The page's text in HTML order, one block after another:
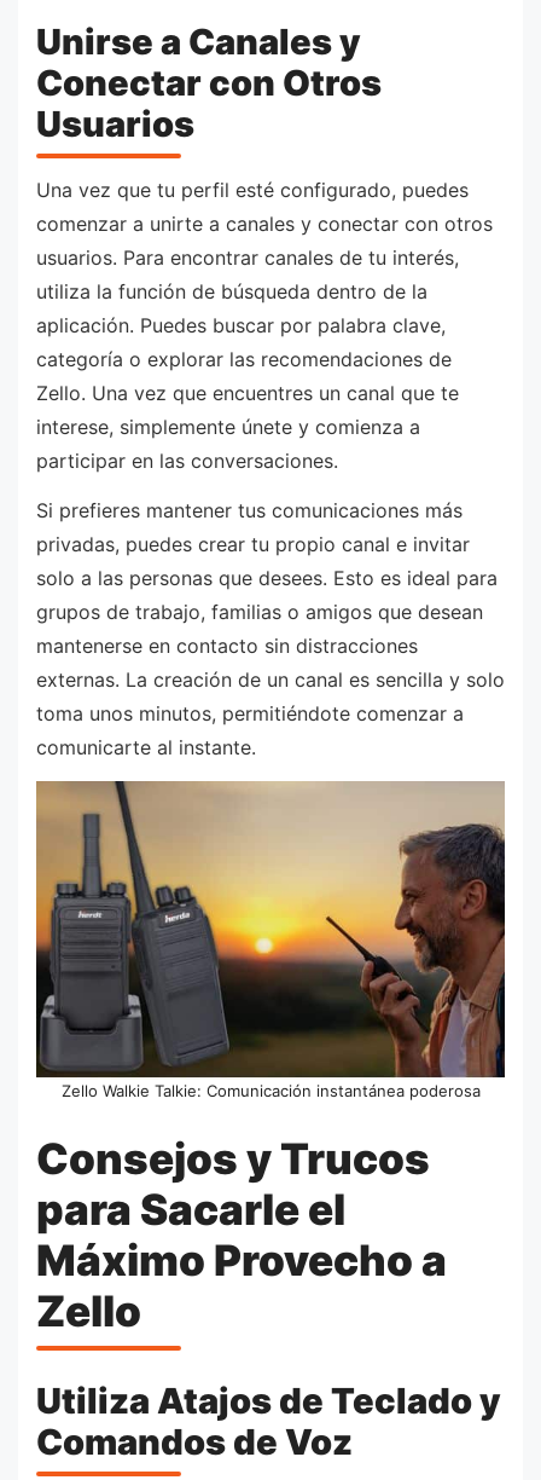
Unirse a Canales y
Conectar con Otros
Usuarios
Una vez que tu perfil esté configurado, puedes
comenzar a unirte a canales y conectar con otros
usuarios. Para encontrar canales de tu interés,
utiliza la función de búsqueda dentro de la
aplicación. Puedes buscar por palabra clave,
categoría o explorar las recomendaciones de
Zello. Una vez que encuentres un canal que te
interese, simplemente únete y comienza a
participar en las conversaciones.
Si prefieres mantener tus comunicaciones más
privadas, puedes crear tu propio canal e invitar
solo a las personas que desees. Esto es ideal para
grupos de trabajo, familias o amigos que desean
mantenerse en contacto sin distracciones
externas. La creación de un canal es sencilla y solo
toma unos minutos, permitiéndote comenzar a
comunicarte al instante.
Zello Walkie Talkie: Comunicación instantánea poderosa
Consejos y Trucos
para Sacarle el
Máximo Provecho a
Zello
Utiliza Atajos de Teclado y
Comandos de Voz